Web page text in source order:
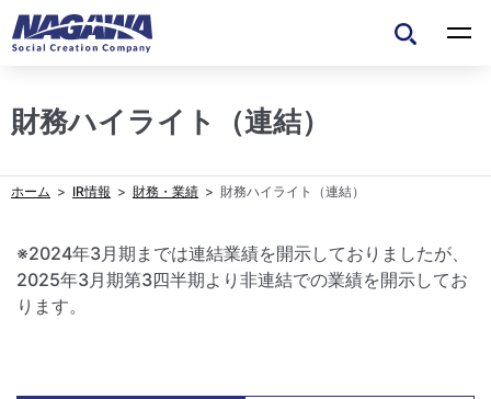
財務ハイライト（連結）
IR情報 財務・業績 財務ハイライト（連結）
※2024年3月期までは連結業績を開示しておりましたが、
2025年3月期第3四半期より非連結での業績を開示してお
ります。